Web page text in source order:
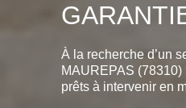
À la recherche d’un
MAUREPAS
prêts à intervenir en